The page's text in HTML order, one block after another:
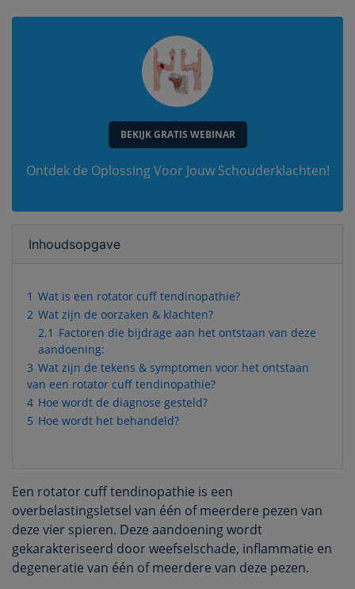
BEKIJK GRATIS WEBINAR
Ontdek de Oplossing Voor Jouw Schouderklachten!
Een rotator cuff tendinopathie is een
overbelastingsletsel van één of meerdere pezen van
deze vier spieren. Deze aandoening wordt
gekarakteriseerd door weefselschade, inflammatie en
degeneratie van één of meerdere van deze pezen.
Inhoudsopgave
1 Wat is een rotator cuff tendinopathie?
2 Wat zijn de oorzaken & klachten?
2.1 Factoren die bijdrage aan het ontstaan van deze
aandoening:
3 Wat zijn de tekens & symptomen voor het ontstaan
van een rotator cuff tendinopathie?
4 Hoe wordt de diagnose gesteld?
5 Hoe wordt het behandeld?